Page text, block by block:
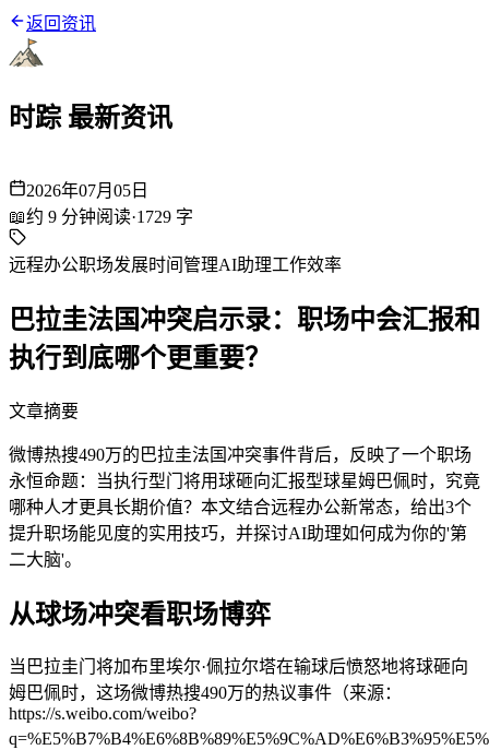
返回资讯
时踪 最新资讯
2026年07月05日
📖约 9 分钟阅读·1729 字
远程办公职场发展时间管理AI助理工作效率
巴拉圭法国冲突启示录：职场中会汇报和
执行到底哪个更重要？
文章摘要
微博热搜490万的巴拉圭法国冲突事件背后，反映了一个职场
永恒命题：当执行型门将用球砸向汇报型球星姆巴佩时，究竟
哪种人才更具长期价值？本文结合远程办公新常态，给出3个
提升职场能见度的实用技巧，并探讨AI助理如何成为你的'第
二大脑'。
从球场冲突看职场博弈
当巴拉圭门将加布里埃尔·佩拉尔塔在输球后愤怒地将球砸向
姆巴佩时，这场微博热搜490万的热议事件（来源：
https://s.weibo.com/weibo?